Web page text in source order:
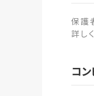
保護
詳し
コ